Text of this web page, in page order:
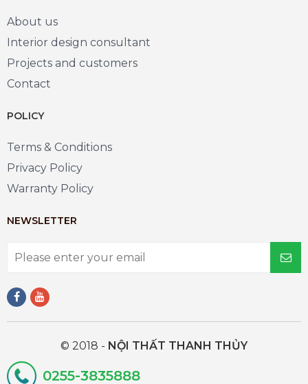
0255-3835888
About us
Interior design consultant
Projects and customers
Contact
POLICY
Terms & Conditions
Privacy Policy
Warranty Policy
NEWSLETTER
© 2018 - NỘI THẤT THANH THỦY